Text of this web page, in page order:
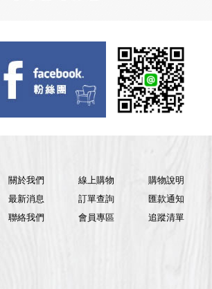
關於我們
最新消息
聯絡我們
線上購物
訂單查詢
會員專區
購物說明
匯款通知
追蹤清單